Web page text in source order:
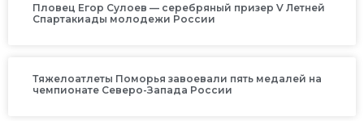
Пловец Егор Сулоев — серебряный призер V Летней
Спартакиады молодежи России
Тяжелоатлеты Поморья завоевали пять медалей на
чемпионате Северо-Запада России